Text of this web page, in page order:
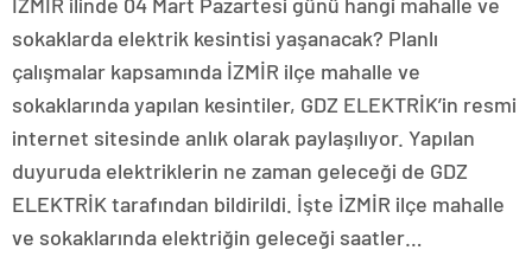
sokaklarda elektrik kesintisi yaşanacak? Planlı
çalışmalar kapsamında İZMİR ilçe mahalle ve
sokaklarında yapılan kesintiler, GDZ ELEKTRİK’in resmi
internet sitesinde anlık olarak paylaşılıyor. Yapılan
duyuruda elektriklerin ne zaman geleceği de GDZ
ELEKTRİK tarafından bildirildi. İşte İZMİR ilçe mahalle
ve sokaklarında elektriğin geleceği saatler…